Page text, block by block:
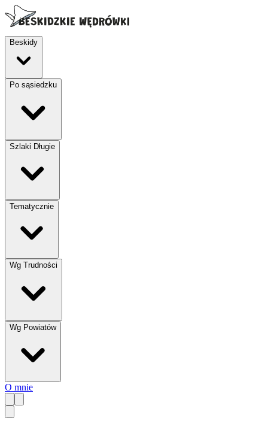
Beskidy
Po sąsiedzku
Szlaki Długie
Tematycznie
Wg Trudności
Wg Powiatów
O mnie